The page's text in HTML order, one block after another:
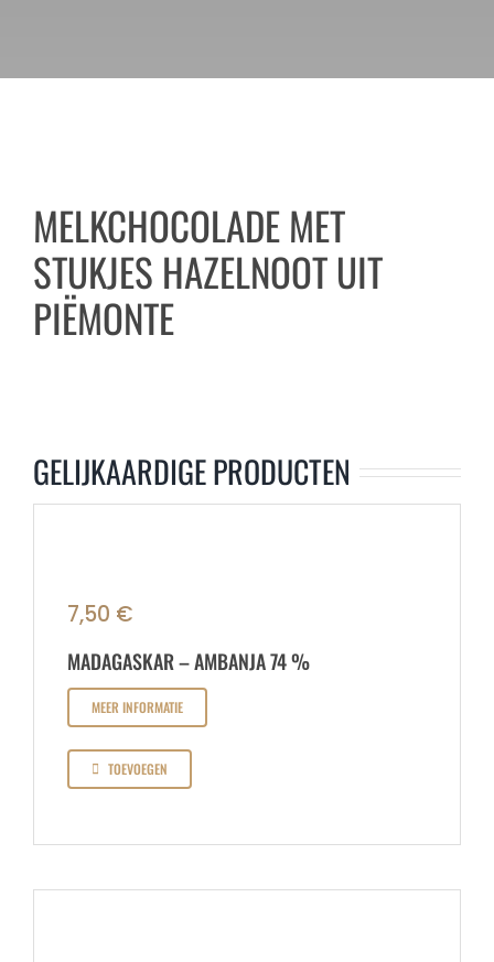
MELKCHOCOLADE MET
STUKJES HAZELNOOT UIT
PIËMONTE
GELIJKAARDIGE PRODUCTEN
7,50 €
MADAGASKAR – AMBANJA 74 %
MEER INFORMATIE
TOEVOEGEN